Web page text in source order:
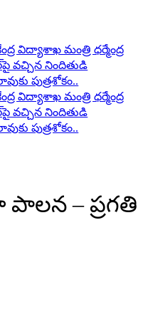
విద్యాశాఖ మంత్రి ధర్మేంద్ర
నిందితుడి
పుత్రశోకం..
విద్యాశాఖ మంత్రి ధర్మేంద్ర
నిందితుడి
పుత్రశోకం..
పాలన – ప్రగతి